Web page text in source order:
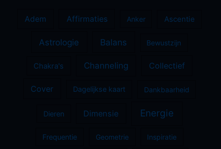
Adem Affirmaties Anker Ascentie
Astrologie Balans Bewustzijn
Chakra's Channeling Collectief
Cover Dagelijkse kaart Dankbaarheid
Dieren Dimensie Energie
Frequentie Geometrie Inspiratie